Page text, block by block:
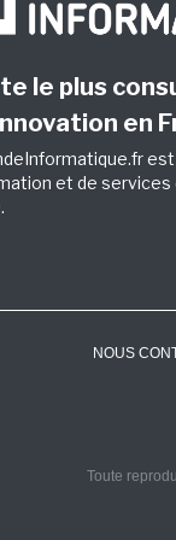
le plus
en
et de services
NOUS
Toute